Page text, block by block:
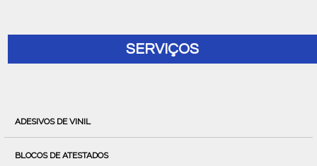
SERVIÇOS
ADESIVOS DE VINIL
BLOCOS DE ATESTADOS